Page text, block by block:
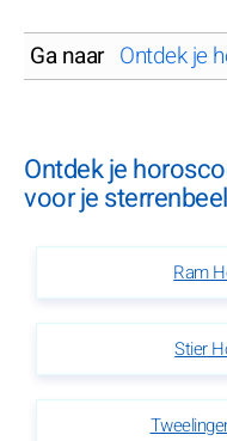
Ga naar Ontdek je
Ontdek je
voor je
Ram
Stier